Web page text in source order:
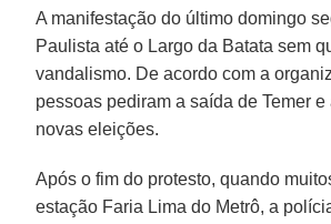
A manifestação do último domingo
Paulista até o Largo da Batata sem
vandalismo. De acordo com a
pessoas pediram a saída de Temer
novas eleições.
Após o fim do protesto, quando
estação Faria Lima do Metrô, a